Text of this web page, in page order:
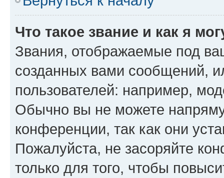
Что такое звание и как я
Звания, отображаемые под
созданных вами сообщений,
пользователей: например,
Обычно вы не можете
конференции, так как они
Пожалуйста, не засоряйте
только для того, чтобы